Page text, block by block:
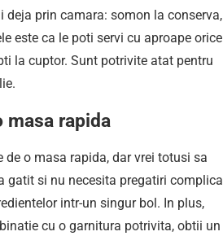
deja prin camara: somon la conserva,
este ca le poti servi cu aproape
la cuptor. Sunt potrivite atat pentru
masa rapida
o masa rapida, dar vrei totusi sa
gatit si nu necesita pregatiri
intr-un singur bol. In plus,
cu o garnitura potrivita, obtii